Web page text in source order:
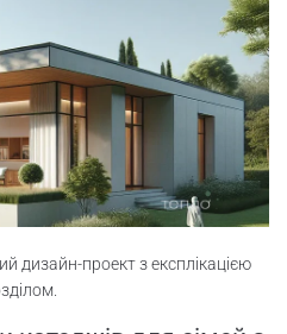
дизайн-проект з експлікацією